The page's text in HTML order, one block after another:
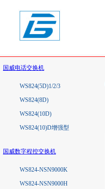
国威电话交换机
WS824(5D)1/2/3
WS824(8D)
WS824(10D)
WS824(10)D增强型
国威数字程控交换机
WS824-NSN9000K
WS824-NSN9000H